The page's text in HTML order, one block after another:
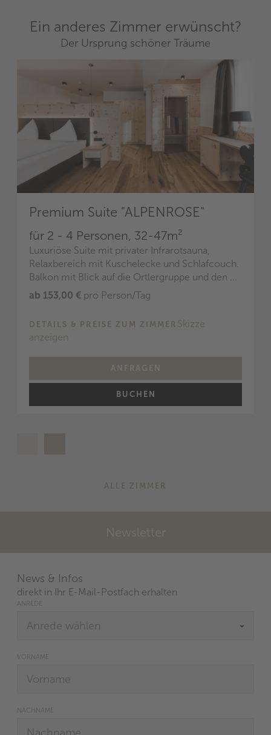
Ein anderes Zimmer erwünscht?
Der Ursprung schöner Träume
Premium Suite "ALPENROSE"
für 2 - 4 Personen, 32-47m²
Luxuriöse Suite mit privater Infrarotsauna,
Relaxbereich mit Kuschelecke und Schlafcouch.
Balkon mit Blick auf die Ortlergruppe und den ...
ab 153,00 € pro Person/Tag
DETAILS & PREISE ZUM ZIMMER Skizze
anzeigen
ANFRAGEN
BUCHEN
ALLE ZIMMER
Newsletter
News & Infos
direkt in Ihr E-Mail-Postfach erhalten
ANREDE
VORNAME
NACHNAME